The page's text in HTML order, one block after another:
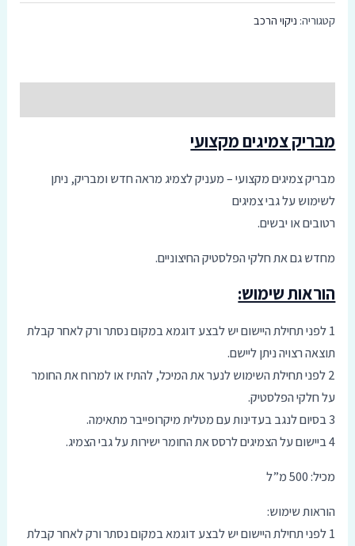
font_download
צמיגים
קטגוריה: ניקוי הרכב
מבריק צמיגים מקצועי
מבריק צמיגים מקצועי – מעניק לצמיג מראה חדש ומבריק, ניתן
לשימוש על גבי צמיגים
רטובים או יבשים.
מחדש גם את חלקי הפלסטיק החיצוניים.
הוראות שימוש:
1 לפני תחילת היישום יש לבצע דוגמא במקום נסתר ורק לאחר קבלת
תוצאה רצויה ניתן ליישם.
2 לפני תחילת השימוש לנער את המיכל, להתיז או למרוח את החומר
על חלקי הפלסטיק.
3 בסיום לנגב בעדינות עם מטלית מיקרופייבר מתאימה.
4 ביישום על הצמיגים לרסס את החומר ישירות על גבי הצמיג.
מכיל: 500 מ”ל
הוראות שימוש:
1 לפני תחילת היישום יש לבצע דוגמא במקום נסתר ורק לאחר קבלת